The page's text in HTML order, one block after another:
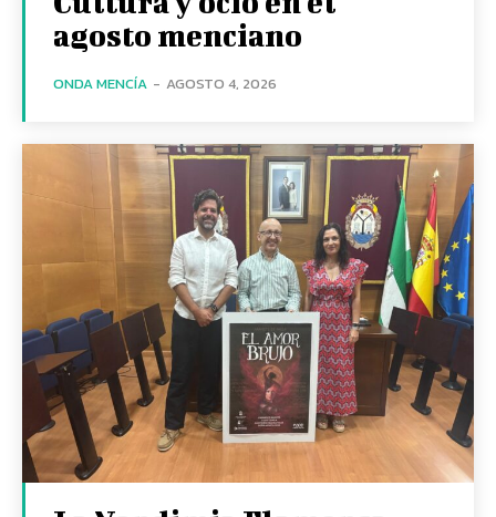
agosto menciano
ONDA MENCÍA - AGOSTO 4, 2026